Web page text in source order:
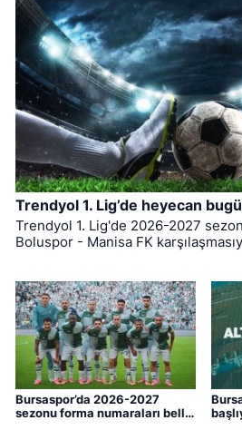
Trendyol 1. Lig’de heyecan
Trendyol 1. Lig'de 2026-2027
Boluspor - Manisa FK
Bursaspor’da 2026-2027
sezonu forma numaraları belli